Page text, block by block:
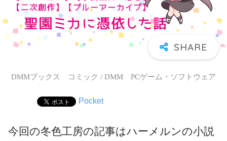
DMMブックス コミック / DMM PCゲーム・ソフトウェア
Pocket
今回の冬色工房の記事はハーメルンの小説